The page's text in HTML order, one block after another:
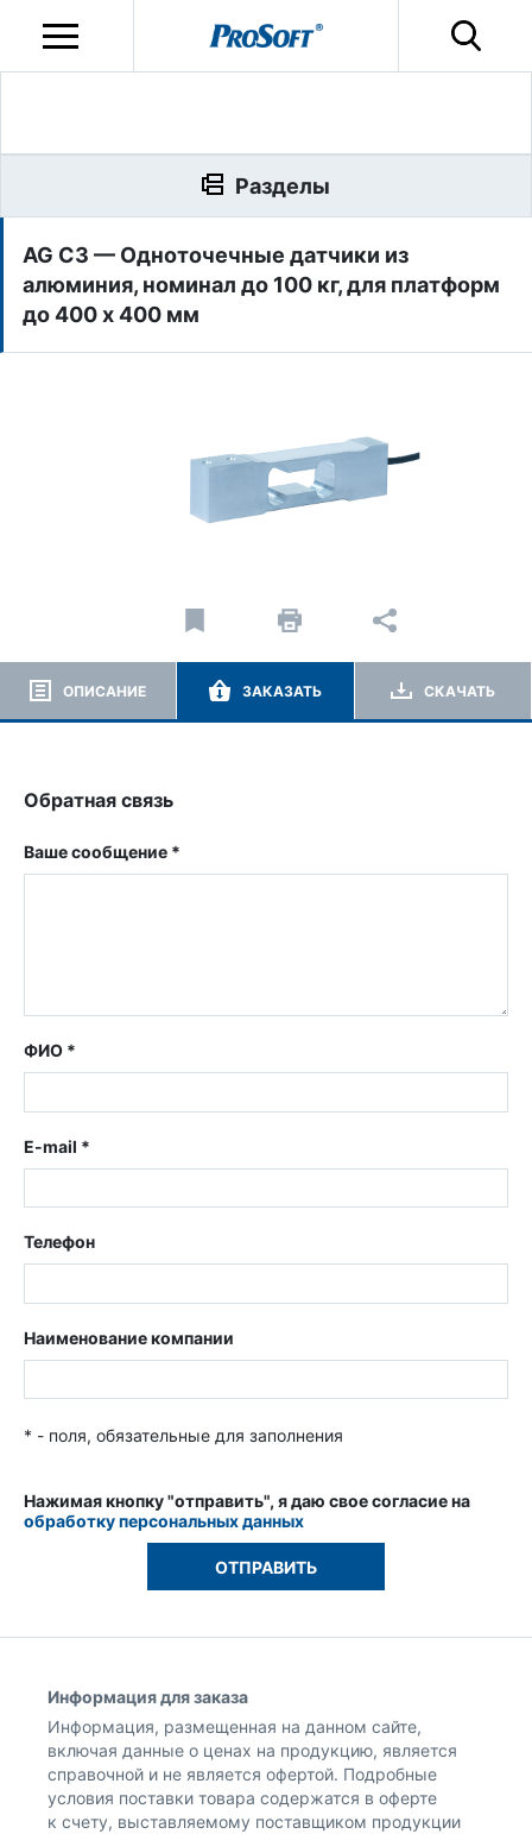
AG C3 — Одноточечные датчики из
алюминия, номинал до 100 кг, для платформ
до 400 х 400 мм
ОПИСАНИЕ ЗАКАЗАТЬ СКАЧАТЬ
Обратная связь
Ваше сообщение *
ФИО *
E-mail *
Телефон
Наименование компании
* - поля, обязательные для заполнения
Нажимая кнопку "отправить", я даю свое согласие на
обработку персональных данных
Информация для заказа
Информация, размещенная на данном сайте,
включая данные о ценах на продукцию, является
справочной и не является офертой. Подробные
условия поставки товара содержатся в оферте
к счету, выставляемому поставщиком продукции
Разделы